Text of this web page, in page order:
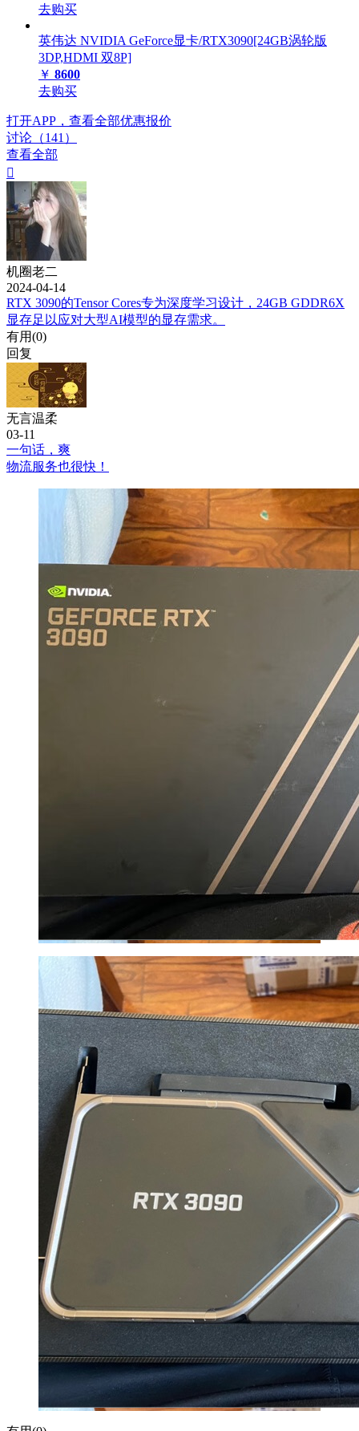
去购买
英伟达 NVIDIA GeForce显卡/RTX3090[24GB涡轮版
3DP,HDMI 双8P]
￥ 8600
去购买
打开APP，查看全部优惠报价
讨论（141）
查看全部

机圈老二
2024-04-14
RTX 3090的Tensor Cores专为深度学习设计，24GB GDDR6X
显存足以应对大型AI模型的显存需求。
有用(0)
回复
无言温柔
03-11
一句话，爽
物流服务也很快！